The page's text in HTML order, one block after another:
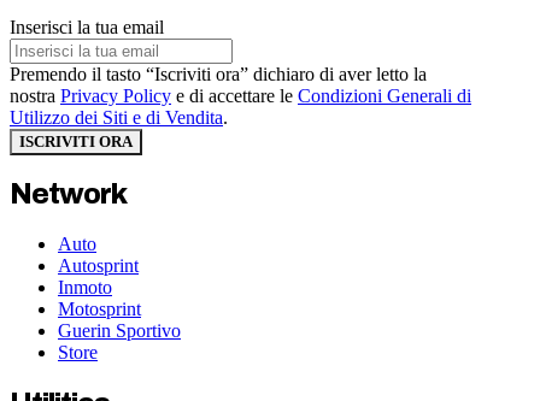
Inserisci la tua email
Premendo il tasto “Iscriviti ora” dichiaro di aver letto la
nostra Privacy Policy e di accettare le Condizioni Generali di
Utilizzo dei Siti e di Vendita.
ISCRIVITI ORA
Network
Auto
Autosprint
Inmoto
Motosprint
Guerin Sportivo
Store